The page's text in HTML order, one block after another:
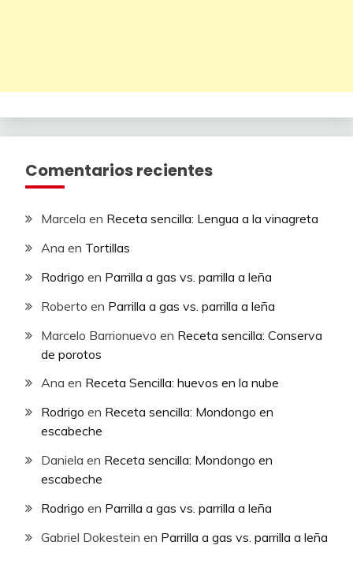
Comentarios recientes
Marcela en Receta sencilla: Lengua a la vinagreta
Ana en Tortillas
Rodrigo en Parrilla a gas vs. parrilla a leña
Roberto en Parrilla a gas vs. parrilla a leña
Marcelo Barrionuevo en Receta sencilla: Conserva
de porotos
Ana en Receta Sencilla: huevos en la nube
Rodrigo en Receta sencilla: Mondongo en
escabeche
Daniela en Receta sencilla: Mondongo en
escabeche
Rodrigo en Parrilla a gas vs. parrilla a leña
Gabriel Dokestein en Parrilla a gas vs. parrilla a leña